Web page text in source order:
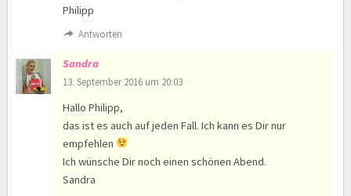
Philipp
Antworten
Sandra
13. September 2016 um 20:03
Hallo Philipp,
das ist es auch auf jeden Fall. Ich kann es Dir nur
empfehlen
Ich wünsche Dir noch einen schönen Abend.
Sandra